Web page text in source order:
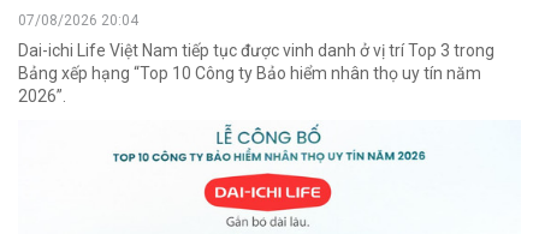
07/08/2026 20:04
Dai-ichi Life Việt Nam tiếp tục được vinh danh ở vị trí Top 3 trong
Bảng xếp hạng “Top 10 Công ty Bảo hiểm nhân thọ uy tín năm
2026”.